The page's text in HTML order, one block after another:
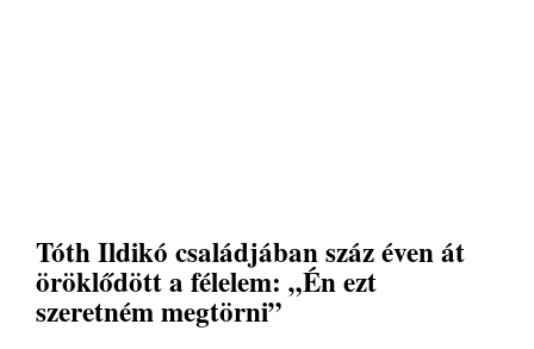
Tóth Ildikó családjában száz éven át
öröklődött a félelem: „Én ezt
szeretném megtörni”